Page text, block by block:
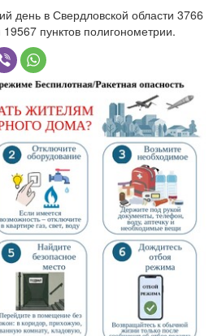
день в Свердловской области 3766
19567 пунктов полигонометрии.